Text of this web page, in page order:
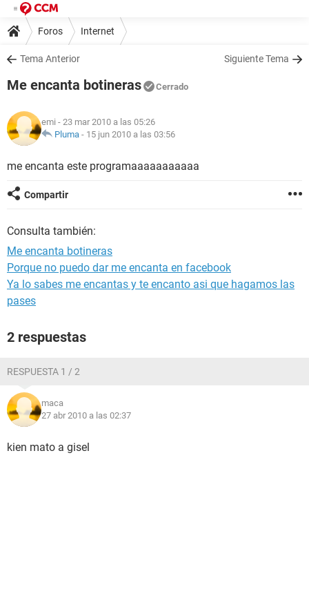
Foros Internet
Tema Anterior Siguiente Tema
Me encanta botineras Cerrado
emi - 23 mar 2010 a las 05:26
Pluma - 15 jun 2010 a las 03:56
me encanta este programaaaaaaaaaaa
Compartir
Consulta también:
Me encanta botineras
Porque no puedo dar me encanta en facebook
Ya lo sabes me encantas y te encanto asi que hagamos las
pases
2 respuestas
RESPUESTA 1 / 2
maca
27 abr 2010 a las 02:37
kien mato a gisel